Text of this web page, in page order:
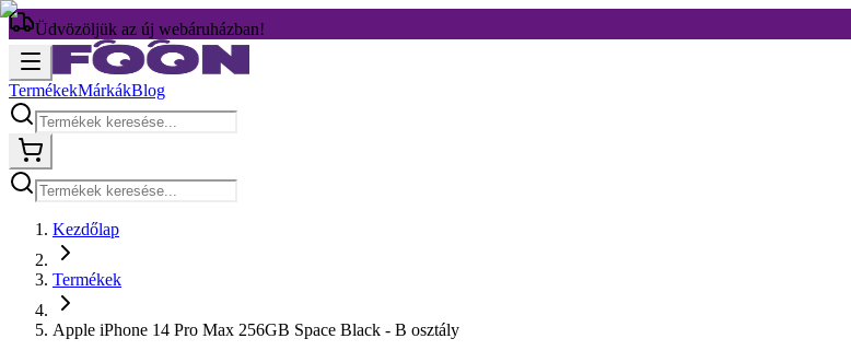
Üdvözöljük az új webáruházban!
TermékekMárkákBlog
Kezdőlap
Termékek
Apple iPhone 14 Pro Max 256GB Space Black - B osztály